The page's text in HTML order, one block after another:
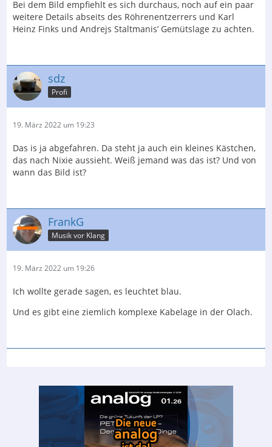
Bei dem Bild empfiehlt es sich durchaus, noch auf ein paar
weitere Details abseits des Röhrenentzerrers und Karl
Heinz Finks und Andrejs Staltmanis’ Gemütslage zu achten.
sdz
Profi
19. März 2022 um 19:23
Das is ja abgefahren. Da steht ja auch ein kleines Kästchen,
das nach Nixie aussieht. Weiß jemand was das ist? Und von
wann das Bild ist?
FrankG
Musik vor Klang
19. März 2022 um 19:26
Ich wollte gerade sagen, es leuchtet blau.
Und es gibt eine ziemlich komplexe Kabelage in der Olach.